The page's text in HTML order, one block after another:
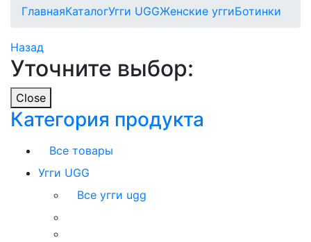
ГлавнаяКаталогУгги UGGЖенские уггиБотинки
Назад
Уточните выбор:
Close
Категория продукта
Все товары
Угги UGG
Все угги ugg